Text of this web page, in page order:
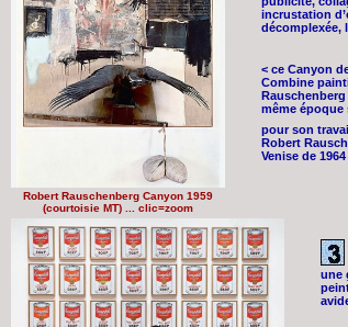
Robert Rauschenberg Canyon 1959
(courtoisie MT) ... clic=zoom
incrustation
décomplexée,
< ce Canyon
Combine
même
pour son
Robert
Venise de
une